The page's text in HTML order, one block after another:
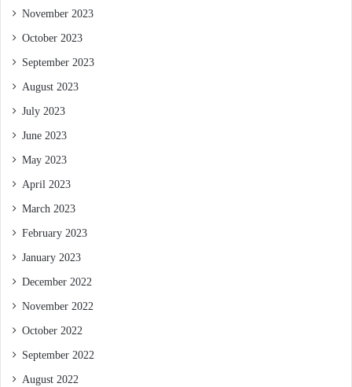
November 2023
October 2023
September 2023
August 2023
July 2023
June 2023
May 2023
April 2023
March 2023
February 2023
January 2023
December 2022
November 2022
October 2022
September 2022
August 2022